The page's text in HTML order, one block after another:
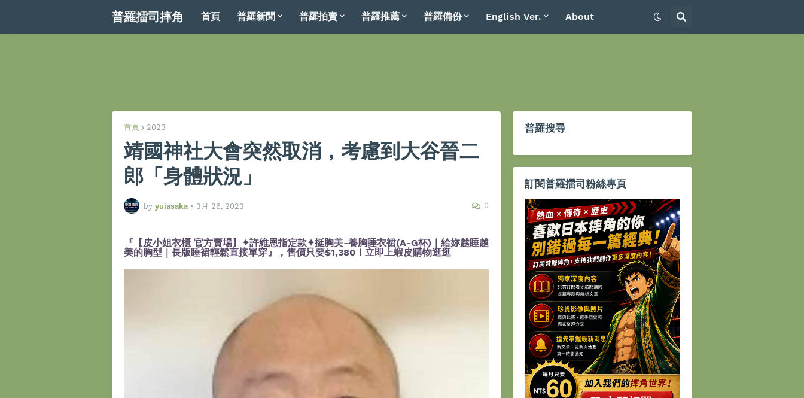
普羅擂司摔角 首頁 普羅新聞 普羅拍賣 普羅推薦 普羅備份 English Ver. About
首頁 2023
靖國神社大會突然取消，考慮到大谷晉二
郎「身體狀況」
by yuiasaka • 3月 26, 2023 0
『【皮小姐衣櫃 官方賣場】✦許維恩指定款✦挺胸美-養胸睡衣裙(A-G杯)｜給妳越睡越
美的胸型｜長版睡裙輕鬆直接單穿』，售價只要$1,380！立即上蝦皮購物逛逛
普羅搜尋
訂閱普羅擂司粉絲專頁